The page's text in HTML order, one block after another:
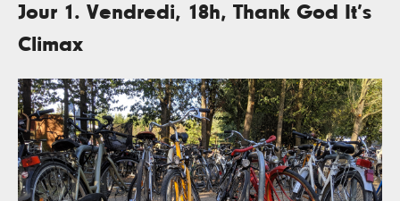
Jour 1. Vendredi, 18h, Thank God It’s
Climax